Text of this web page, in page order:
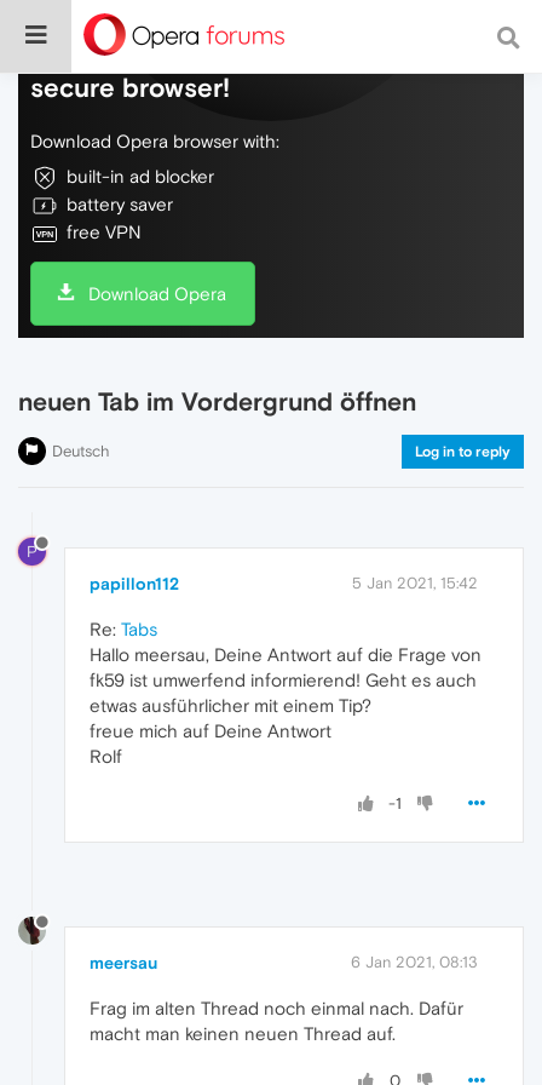
Do more on the web, with a fast and
secure browser!
Download Opera browser with:
built-in ad blocker
battery saver
free VPN
Download Opera
neuen Tab im Vordergrund öffnen
Deutsch Log in to reply
P
papillon112 5 Jan 2021, 15:42
Re: Tabs
Hallo meersau, Deine Antwort auf die Frage von
fk59 ist umwerfend informierend! Geht es auch
etwas ausführlicher mit einem Tip?
freue mich auf Deine Antwort
Rolf
-1
meersau 6 Jan 2021, 08:13
Frag im alten Thread noch einmal nach. Dafür
macht man keinen neuen Thread auf.
0